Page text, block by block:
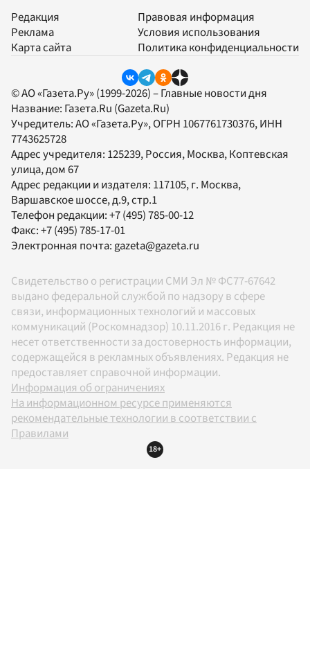
Редакция
Реклама
Карта сайта
Правовая информация
Условия использования
Политика конфиденциальности
© АО «Газета.Ру» (1999-2026) – Главные новости дня
Название: Газета.Ru (Gazeta.Ru)
Учредитель:АО «Газета.Ру», ОГРН 1067761730376, ИНН
7743625728
Адрес учредителя: 125239, Россия, Москва, Коптевская
улица, дом 67
Адрес редакции и издателя: 117105, г. Москва,
Варшавское шоссе, д.9, стр.1
Телефон редакции:+7 (495) 785-00-12
Факс:+7 (495) 785-17-01
Электронная почта: gazeta@gazeta.ru
Свидетельство о регистрации СМИ Эл № ФС77-67642
выдано федеральной службой по надзору в сфере
связи, информационных технологий и массовых
коммуникаций (Роскомнадзор) 10.11.2016 г. Редакция не
несет ответственности за достоверность информации,
содержащейся в рекламных объявлениях. Редакция не
предоставляет справочной информации.
Информация об ограничениях
На информационном ресурсе применяются
рекомендательные технологии в соответствии с
Правилами
18+